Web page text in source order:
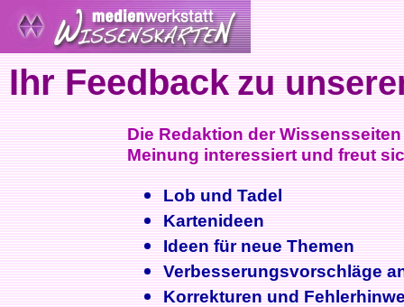
Ihr Feedback zu
Die Redaktion der
Meinung interessiert und freut
Lob und Tadel
Kartenideen
Ideen für neue Themen
Verbesserungsvorschläge
Korrekturen und